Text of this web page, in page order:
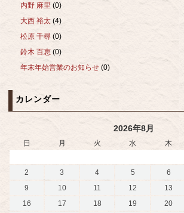
内野 麻里 (0)
大西 裕太 (4)
松原 千尋 (0)
鈴木 百恵 (0)
年末年始営業のお知らせ (0)
カレンダー
2026年8月
日 月 火 水 木
2
3 4 5 6
9
10 11 12 13
16
17 18 19 20